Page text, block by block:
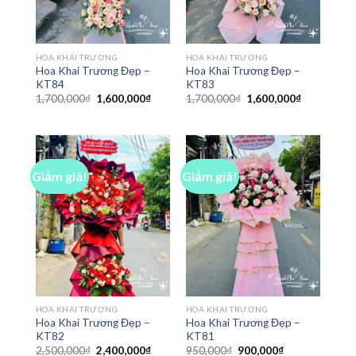
HOA KHAI TRƯƠNG
Hoa Khai Trương Đẹp –
KT84
1,700,000₫ Giá
gốc
1,600,000₫Giá
1,600,000₫.
HOA KHAI TRƯƠNG
Hoa Khai Trương Đẹp –
KT83
1,700,000₫ Giá
gốc
1,600,000₫Giá
Giảm giá!
HOA KHAI TRƯƠNG
Hoa Khai Trương Đẹp –
KT82
2,500,000₫ Giá
2,400,000₫Giá
Giảm giá!
HOA KHAI TRƯƠNG
Hoa Khai Trương Đẹp –
KT81
950,000₫ Giá
900,000₫Giá